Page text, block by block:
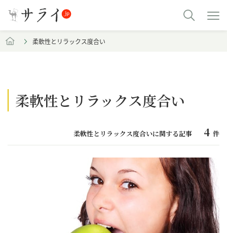
柔軟性とリラックス度合い
柔軟性とリラックス度合い
柔軟性とリラックス度合いに関する記事 4 件